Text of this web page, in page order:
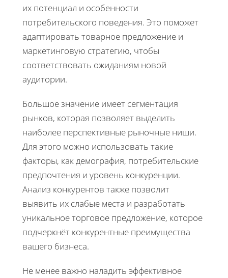
их потенциал и особенности
потребительского поведения. Это поможет
адаптировать товарное предложение и
маркетинговую стратегию, чтобы
соответствовать ожиданиям новой
аудитории.
Большое значение имеет сегментация
рынков, которая позволяет выделить
наиболее перспективные рыночные ниши.
Для этого можно использовать такие
факторы, как демография, потребительские
предпочтения и уровень конкуренции.
Анализ конкурентов также позволит
выявить их слабые места и разработать
уникальное торговое предложение, которое
подчеркнёт конкурентные преимущества
вашего бизнеса.
Не менее важно наладить эффективное